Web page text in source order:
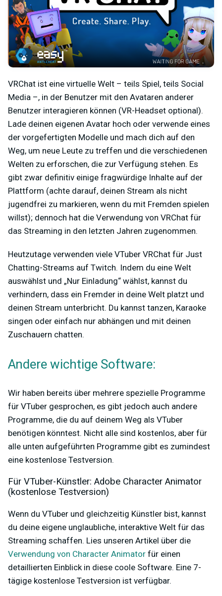
VRChat ist eine virtuelle Welt – teils Spiel, teils Social
Media –, in der Benutzer mit den Avataren anderer
Benutzer interagieren können (VR-Headset optional).
Lade deinen eigenen Avatar hoch oder verwende eines
der vorgefertigten Modelle und mach dich auf den
Weg, um neue Leute zu treffen und die verschiedenen
Welten zu erforschen, die zur Verfügung stehen. Es
gibt zwar definitiv einige fragwürdige Inhalte auf der
Plattform (achte darauf, deinen Stream als nicht
jugendfrei zu markieren, wenn du mit Fremden spielen
willst); dennoch hat die Verwendung von VRChat für
das Streaming in den letzten Jahren zugenommen.
Heutzutage verwenden viele VTuber VRChat für Just
Chatting-Streams auf Twitch. Indem du eine Welt
auswählst und „Nur Einladung“ wählst, kannst du
verhindern, dass ein Fremder in deine Welt platzt und
deinen Stream unterbricht. Du kannst tanzen, Karaoke
singen oder einfach nur abhängen und mit deinen
Zuschauern chatten.
Andere wichtige Software:
Wir haben bereits über mehrere spezielle Programme
für VTuber gesprochen, es gibt jedoch auch andere
Programme, die du auf deinem Weg als VTuber
benötigen könntest. Nicht alle sind kostenlos, aber für
alle unten aufgeführten Programme gibt es zumindest
eine kostenlose Testversion.
Für VTuber-Künstler: Adobe Character Animator
(kostenlose Testversion)
Wenn du VTuber und gleichzeitig Künstler bist, kannst
du deine eigene unglaubliche, interaktive Welt für das
Streaming schaffen. Lies unseren Artikel über die
Verwendung von Character Animator für einen
detaillierten Einblick in diese coole Software. Eine 7-
tägige kostenlose Testversion ist verfügbar.